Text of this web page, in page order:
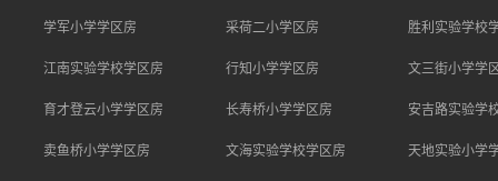
学军小学学区房 采荷二小学区房 胜利实验学校
江南实验学校学区房 行知小学学区房 文三街小学学
育才登云小学学区房 长寿桥小学学区房 安吉路实验学
卖鱼桥小学学区房 文海实验学校学区房 天地实验小学